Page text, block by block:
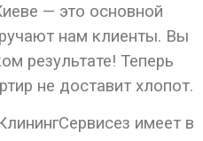
— это основной
нам клиенты. Вы
результате! Теперь
не доставит хлопот.
имеет в